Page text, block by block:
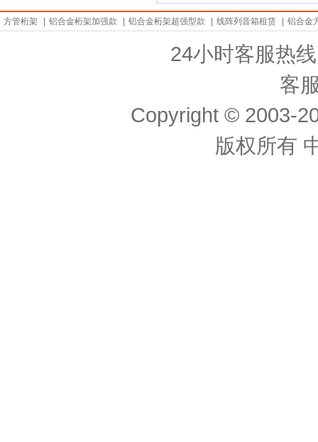
方管桁架 铝合金桁架加强款 铝合金桁架超强型款 线阵列音箱租赁 铝合金
24小时客服热
客
Copyright © 2003-
版权所有